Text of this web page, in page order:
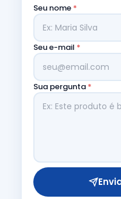
Seu nome *
Seu e-mail *
Sua pergunta *